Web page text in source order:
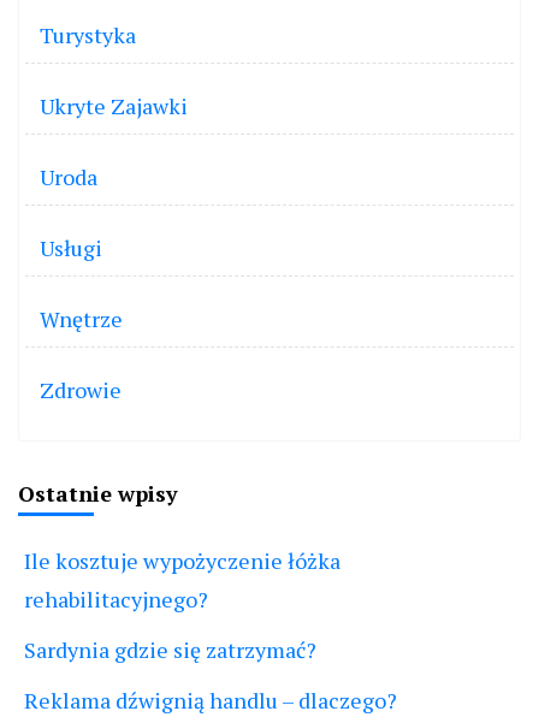
Turystyka
Ukryte Zajawki
Uroda
Usługi
Wnętrze
Zdrowie
Ostatnie wpisy
Ile kosztuje wypożyczenie łóżka
rehabilitacyjnego?
Sardynia gdzie się zatrzymać?
Reklama dźwignią handlu – dlaczego?